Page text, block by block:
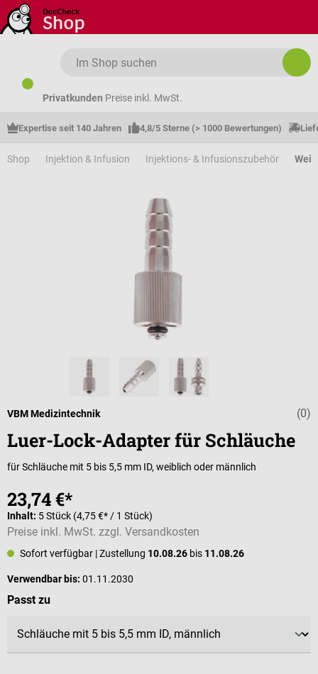
Zum Hauptinhalt springen
Privatkunden Preise inkl. MwSt.
Expertise seit 140 Jahren 4,8/5 Sterne (> 1000 Bewertungen)
Shop Injektion & Infusion Injektions- & Infusionszubehör
(0)
VBM Medizintechnik
Luer-Lock-Adapter für Schläuche
für Schläuche mit 5 bis 5,5 mm ID, weiblich oder männlich
23,74 €*
Inhalt: 5 Stück (4,75 €* / 1 Stück)
Preise inkl. MwSt. zzgl. Versandkosten
Sofort verfügbar | Zustellung 10.08.26 bis 11.08.26
Verwendbar bis: 01.11.2030
Passt zuauswählen